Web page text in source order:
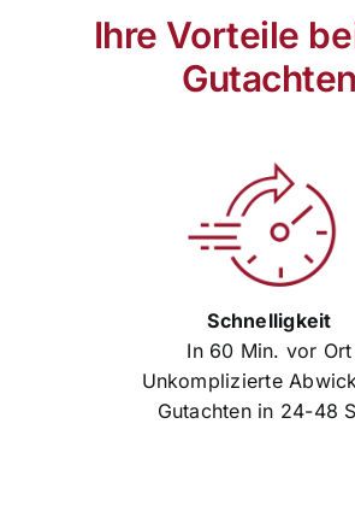
Ihre Vorteile
Gutachten
Schnelligkeit
In 60 Min. vor Ort
Unkomplizierte
Gutachten in 24-48